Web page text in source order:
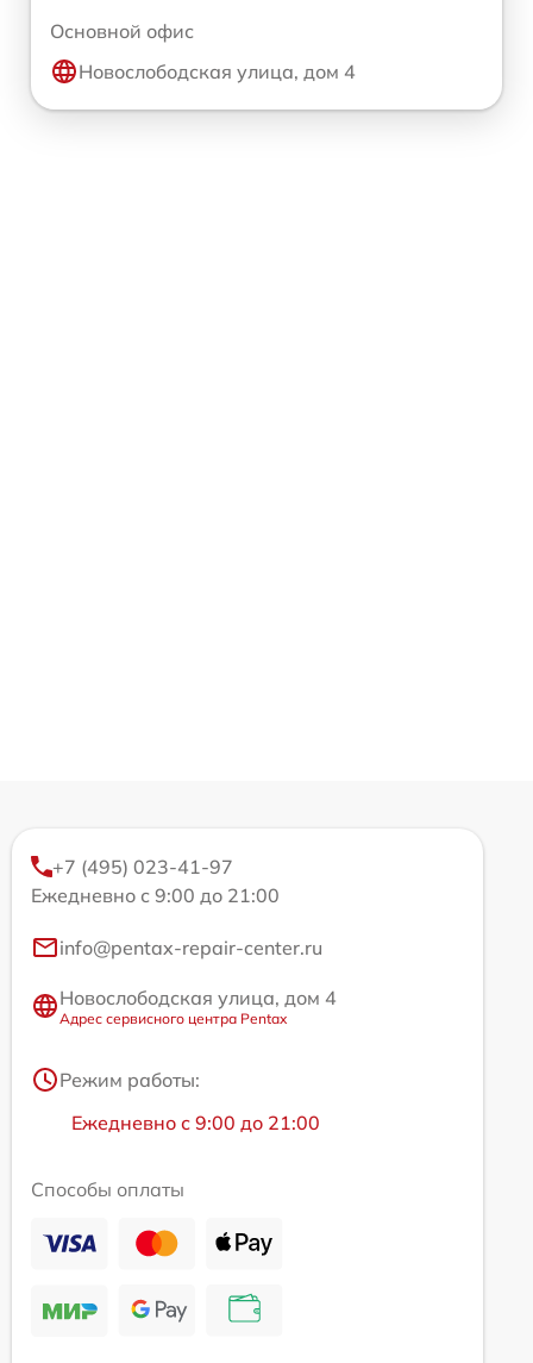
Основной офис
Новослободская улица, дом 4
+7 (495) 023-41-97
Ежедневно с 9:00 до 21:00
info@pentax-repair-center.ru
Новослободская улица, дом 4
Адрес сервисного центра Pentax
Режим работы:
Ежедневно с 9:00 до 21:00
Способы оплаты